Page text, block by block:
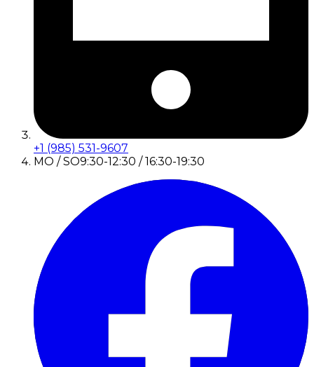
+1 (985) 531-9607
MO / SO9:30-12:30 / 16:30-19:30